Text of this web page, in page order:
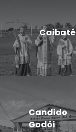
Caibaté
Candido
Godói